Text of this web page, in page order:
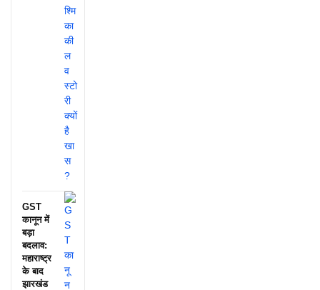
GST
कानून में
बड़ा
बदलाव:
महाराष्ट्र
के बाद
झारखंड